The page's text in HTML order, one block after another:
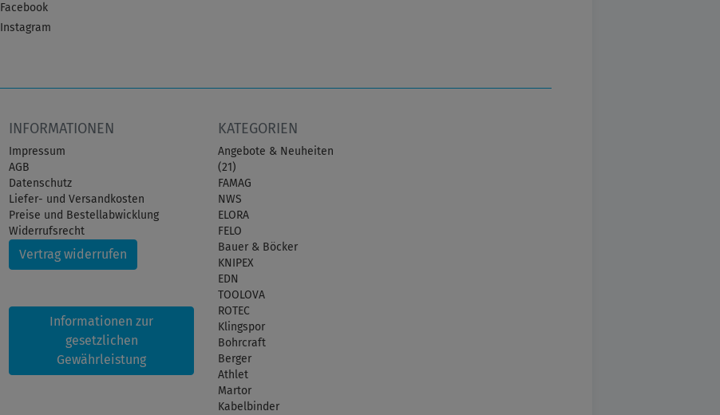
Facebook
Instagram
INFORMATIONEN
Impressum
AGB
Datenschutz
Liefer- und Versandkosten
Preise und Bestellabwicklung
Widerrufsrecht
Vertrag widerrufen
Informationen zur
gesetzlichen
Gewährleistung
KATEGORIEN
Angebote & Neuheiten
(21)
FAMAG
NWS
ELORA
FELO
Bauer & Böcker
KNIPEX
EDN
TOOLOVA
ROTEC
Klingspor
Bohrcraft
Berger
Athlet
Martor
Kabelbinder